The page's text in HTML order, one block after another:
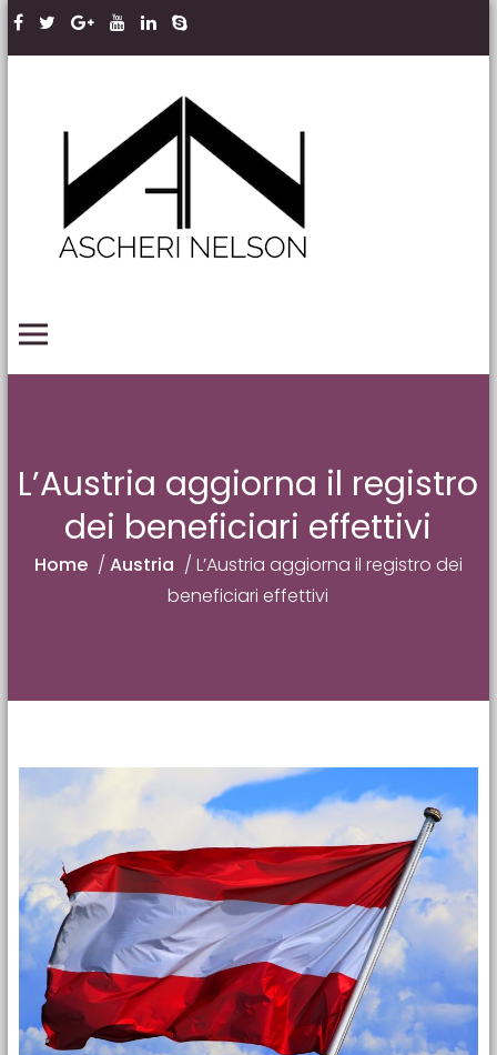
Skip to content
L’Austria aggiorna il registro
dei beneficiari effettivi
Home / Austria / L’Austria aggiorna il registro dei
beneficiari effettivi